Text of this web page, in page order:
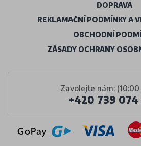
Zavolejte nám: (10:00
+420 739 074
DOPRAVA
REKLAMAČNÍ PODMÍNKY A
OBCHODNÍ
ZÁSADY OCHRANY